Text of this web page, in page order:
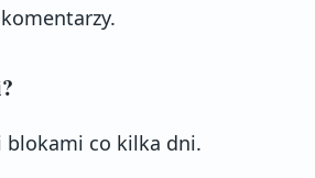
blokami co kilka dni.